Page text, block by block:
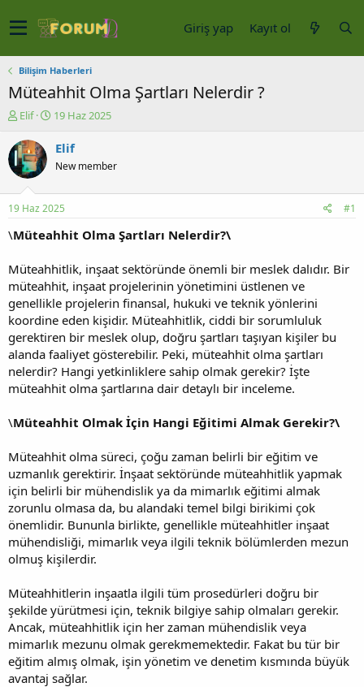
Giriş yap Kayıt ol
Bilişim Haberleri
Müteahhit Olma Şartları Nelerdir ?
K
n
u
y
b
a
ş
t
a
n
Elif
B
ş
a
g
ı
ç
r
i
h
i
19 Haz 2025
Elif
New member
19 Haz 2025 #1
\Müteahhit Olma Şartları Nelerdir?\
Müteahhitlik, inşaat sektöründe önemli bir meslek dalıdır. Bir
müteahhit, inşaat projelerinin yönetimini üstlenen ve
genellikle projelerin finansal, hukuki ve teknik yönlerini
koordine eden kişidir. Müteahhitlik, ciddi bir sorumluluk
gerektiren bir meslek olup, doğru şartları taşıyan kişiler bu
alanda faaliyet gösterebilir. Peki, müteahhit olma şartları
nelerdir? Hangi yetkinliklere sahip olmak gerekir? İşte
müteahhit olma şartlarına dair detaylı bir inceleme.
\Müteahhit Olmak İçin Hangi Eğitimi Almak Gerekir?\
Müteahhit olma süreci, çoğu zaman belirli bir eğitim ve
uzmanlık gerektirir. İnşaat sektöründe müteahhitlik yapmak
için belirli bir mühendislik ya da mimarlık eğitimi almak
zorunlu olmasa da, bu alandaki temel bilgi birikimi çok
önemlidir. Bununla birlikte, genellikle müteahhitler inşaat
mühendisliği, mimarlık veya ilgili teknik bölümlerden mezun
olmuş kişilerdir.
Müteahhitlerin inşaatla ilgili tüm prosedürleri doğru bir
şekilde yürütmesi için, teknik bilgiye sahip olmaları gerekir.
Ancak, müteahhitlik için her zaman mühendislik veya
mimarlık mezunu olmak gerekmemektedir. Fakat bu tür bir
eğitim almış olmak, işin yönetim ve denetim kısmında büyük
avantaj sağlar.